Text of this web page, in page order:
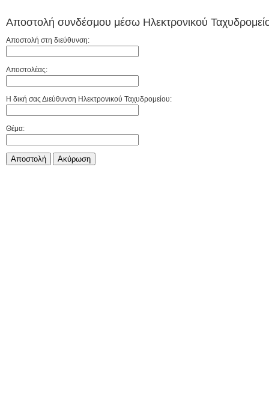
Αποστολή συνδέσμου μέσω Ηλεκτρονικού
Αποστολή στη διεύθυνση:
Αποστολέας:
Η δική σας Διεύθυνση Ηλεκτρονικού Ταχυδρομείου:
Θέμα:
Αποστολή Aκύρωση